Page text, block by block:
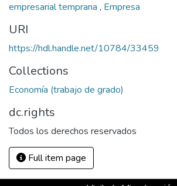
empresarial temprana , Empresa
URI
https://hdl.handle.net/10784/33459
Collections
Economía (trabajo de grado)
dc.rights
Todos los derechos reservados
Full item page